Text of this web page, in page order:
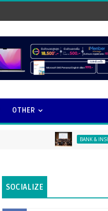
OTHER
BANK & INSURANCE
SOCIALIZE